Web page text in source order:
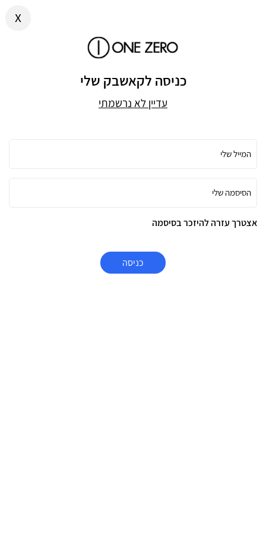
x
כניסה לקאשבק שלי
עדיין לא נרשמתי
המייל שלי
הסיסמה שלי
אצטרך עזרה להיזכר בסיסמה
כניסה